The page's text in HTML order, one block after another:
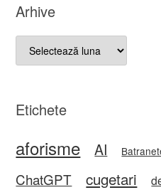
Arhive
Arhive
Etichete
aforisme AI
ChatGPT cugetari